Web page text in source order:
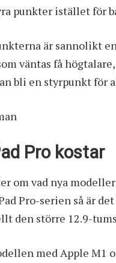
punkter istället för
är sannolikt
väntas få
bli en styrpunkt för
Pro kostar
om vad nya
Pro-serien så är
den större 12.9-
med Apple M1